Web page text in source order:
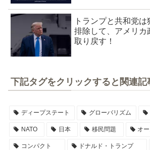
トランプと共和党
排除して、アメリカ
取り戻す！
下記タグをクリックすると関連記
ディープステート グローバリズム
NATO 日本 移民問題 オ
コンパクト ドナルド・トランプ